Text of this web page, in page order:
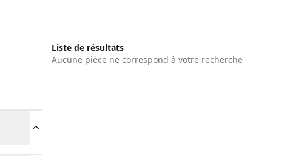
Liste de résultats
Aucune pièce ne correspond à votre recherche